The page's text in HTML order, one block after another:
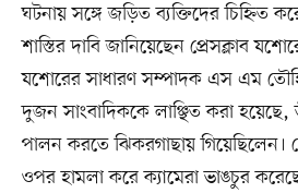
ঘটনায় সঙ্গে জড়িত ব্যক্তিদের চিহ্নিত
শাস্তির দাবি জানিয়েছেন প্রেসক্লাব
যশোরের সাধারণ সম্পাদক এস এম
দুজন সাংবাদিককে লাঞ্ছিত করা হয়েছে,
পালন করতে ঝিকরগাছায় গিয়েছিলেন।
ওপর হামলা করে ক্যামেরা ভাঙচুর